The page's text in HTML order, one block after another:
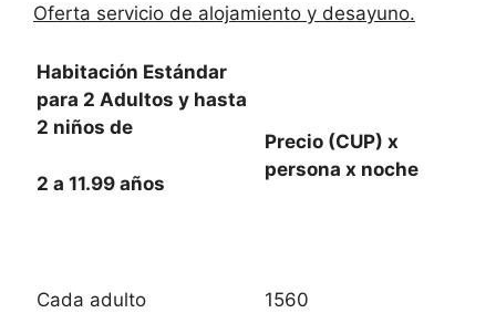
Oferta servicio de alojamiento y desayuno.
Habitación Estándar
para 2 Adultos y hasta
2 niños de
2 a 11.99 años
Precio (CUP) x
persona x noche
Cada adulto 1560